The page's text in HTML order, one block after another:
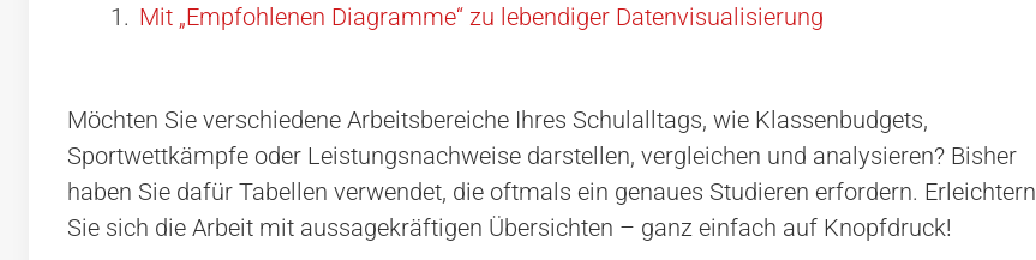
Mit „Empfohlenen Diagramme“ zu lebendiger Datenvisualisierung
Möchten Sie verschiedene Arbeitsbereiche Ihres Schulalltags, wie Klassenbudgets,
Sportwettkämpfe oder Leistungsnachweise darstellen, vergleichen und analysieren? Bisher
haben Sie dafür Tabellen verwendet, die oftmals ein genaues Studieren erfordern. Erleichtern
Sie sich die Arbeit mit aussagekräftigen Übersichten – ganz einfach auf Knopfdruck!